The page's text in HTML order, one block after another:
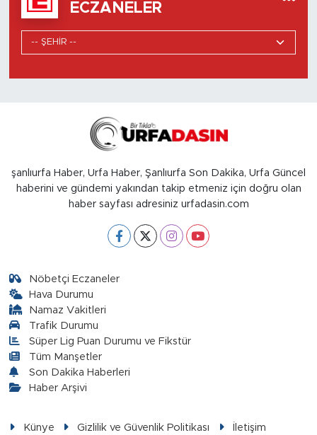
ECZANELER
şanlıurfa Haber, Urfa Haber, Şanlıurfa Son Dakika, Urfa Güncel
haberini ve gündemi yakından takip etmeniz için doğru olan
haber sayfası adresiniz urfadasin.com
Nöbetçi Eczaneler
Hava Durumu
Namaz Vakitleri
Trafik Durumu
Süper Lig Puan Durumu ve Fikstür
Tüm Manşetler
Son Dakika Haberleri
Haber Arşivi
Künye Gizlilik ve Güvenlik Politikası İletişim